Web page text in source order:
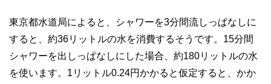
私たちは、快適でより良い生活のアイデアを提供するお金の
コンシェルジュを目指します。
東京都水道局によると、シャワーを3分間流しっぱなしに
すると、約36リットルの水を消費するそうです。15分間
シャワーを出しっぱなしにした場合、約180リットルの水
を使います。1リットル0.24円かかると仮定すると、かか